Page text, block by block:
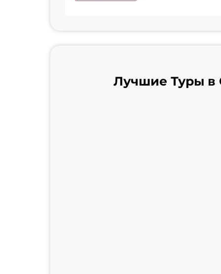
Лучшие Туры в